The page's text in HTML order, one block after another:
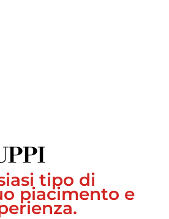
tipo di
piacimento e